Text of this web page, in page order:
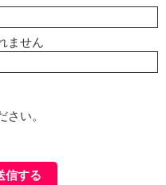
ません
さい。